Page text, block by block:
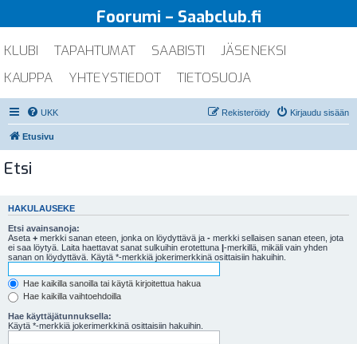
Foorumi – Saabclub.fi
KLUBI TAPAHTUMAT SAABISTI
JÄSENEKSI
KAUPPA
YHTEYSTIEDOT TIETOSUOJA
UKK Kirjaudu sisään
Rekisteröidy
Etusivu
Etsi
HAKULAUSEKE
Etsi avainsanoja:
Aseta + merkki sanan eteen, jonka on löydyttävä ja - merkki sellaisen sanan eteen, jota
ei saa löytyä. Laita haettavat sanat sulkuihin erotettuna |-merkillä, mikäli vain yhden
sanan on löydyttävä. Käytä *-merkkiä jokerimerkkinä osittaisiin hakuihin.
Hae kaikilla sanoilla tai käytä kirjoitettua hakua
Hae kaikilla vaihtoehdoilla
Hae käyttäjätunnuksella:
Käytä *-merkkiä jokerimerkkinä osittaisiin hakuihin.